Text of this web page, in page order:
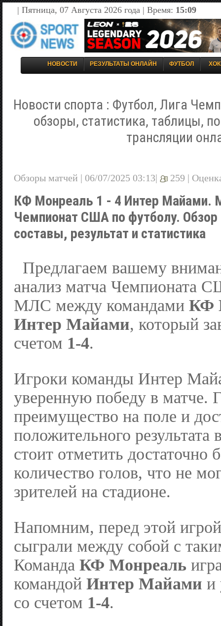
| Пятница, 07 Августа 2026 года | Время: 15:09
НОВОСТИ РЕЗУЛЬТАТЫ ОНЛАЙН ФУТБОЛ
Новости спорта : Футбол, Лига
обзоры, статистика, таблицы,
трансляции
Обзоры матчей | 06/07/2025 03:13| 259 |
КФ Монреаль 1 - 4 Интер Майами.
Чемпионат США по футболу. Обзор
составы, результат и статистика
Предлагаем вашему
анализ матча Чемпионата
МЛС между командами КФ
Интер Майами, который
счетом 1-4.
Игроки команды Интер
уверенную победу в матче.
преимущество на поле и
положительного
стоит отметить достаточно
количество голов, что не
зрителей на стадионе.
Напомним, перед этой
сыграли между собой с
Команда КФ Монреаль
командой Интер Майами и
со счетом 1-4.